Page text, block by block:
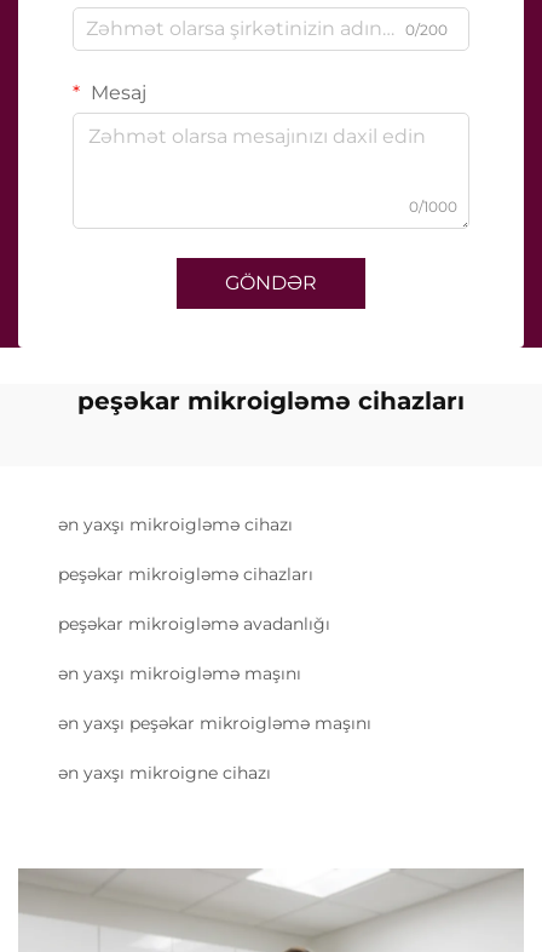
0/200
Mesaj
0/1000
GÖNDƏR
peşəkar mikroigləmə cihazları
ən yaxşı mikroigləmə cihazı
peşəkar mikroigləmə cihazları
peşəkar mikroigləmə avadanlığı
ən yaxşı mikroigləmə maşını
ən yaxşı peşəkar mikroigləmə maşını
ən yaxşı mikroigne cihazı